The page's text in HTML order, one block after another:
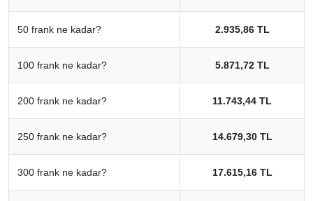
50 frank ne kadar? 2.935,86 TL
100 frank ne kadar? 5.871,72 TL
200 frank ne kadar? 11.743,44 TL
250 frank ne kadar? 14.679,30 TL
300 frank ne kadar? 17.615,16 TL